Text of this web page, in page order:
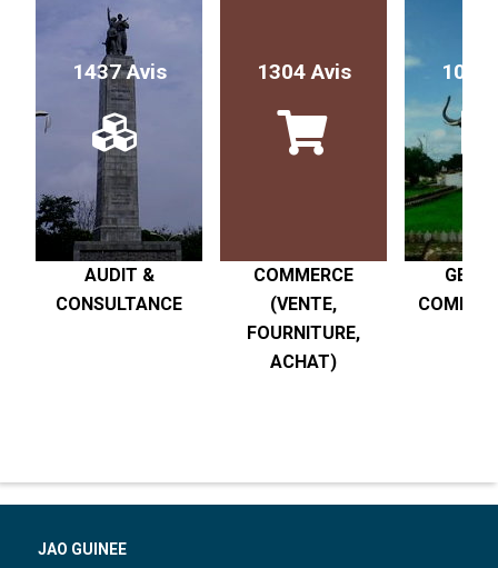
1437 Avis
AUDIT &
CONSULTANCE
1304 Avis
COMMERCE
(VENTE,
FOURNITURE,
ACHAT)
1017
JAO GUINEE